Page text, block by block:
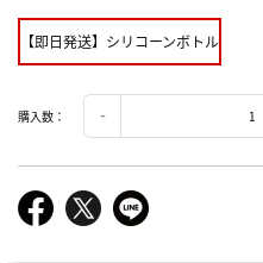
【即日発送】シリコーンボトル
購入数：